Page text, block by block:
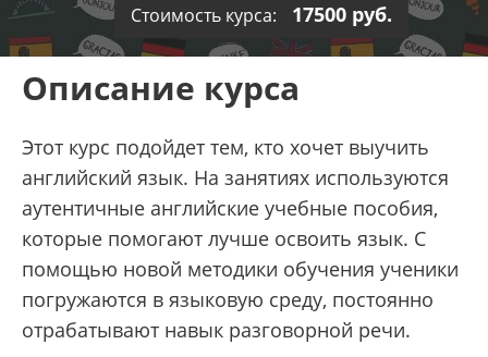
Стоимость курса: 17500 руб.
Описание курса
Этот курс подойдет тем, кто хочет выучить
английский язык. На занятиях используются
аутентичные английские учебные пособия,
которые помогают лучше освоить язык. С
помощью новой методики обучения ученики
погружаются в языковую среду, постоянно
отрабатывают навык разговорной речи.